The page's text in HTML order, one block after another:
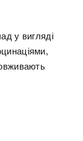
у вигляді